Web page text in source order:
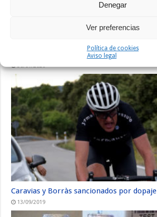
Denegar
Ver preferencias
Política de cookies
Aviso legal
Operación Hipoxianet
Caravias y Borràs sancionados por dopaje
13/09/2019